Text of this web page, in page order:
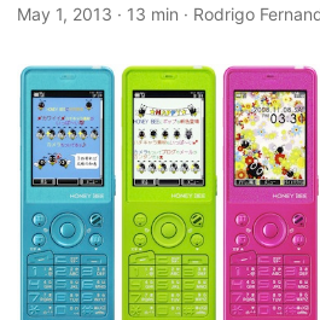
May 1, 2013 · 13 min · Rodrigo